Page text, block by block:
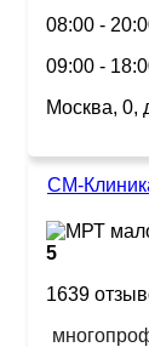
08:00 -
09:00 -
Москва, 0,
СМ-
5
1639